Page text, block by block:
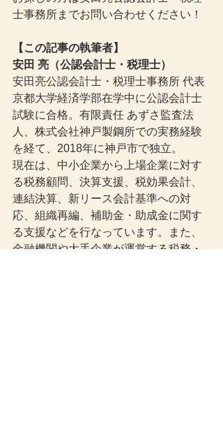
士事務所までお問い合わせください！
【この記事の執筆者】
安田 亮（公認会計士・税理士）
安田亮公認会計士・税理士事務所 代表
京都大学経済学部在学中に公認会計士
試験に合格。有限責任 あずさ監査法
人、株式会社神戸製鋼所での実務経験
を経て、2018年に神戸市で独立。
現在は、中小企業から上場企業に対す
る税務顧問、決算支援、税効果会計、
連結決算、新リース会計基準への対
応、組織再編、補助金・助成金に関す
る支援などを行なっています。また、
金融機関や大手企業が運営する税務・